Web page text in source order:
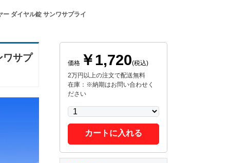
ダイヤル錠 サンワサプライ
ワサプ
価格 ￥1,720(税込)
2万円以上の注文で配送無料
在庫：※納期はお問い合わせく
ださい
カートに入れる